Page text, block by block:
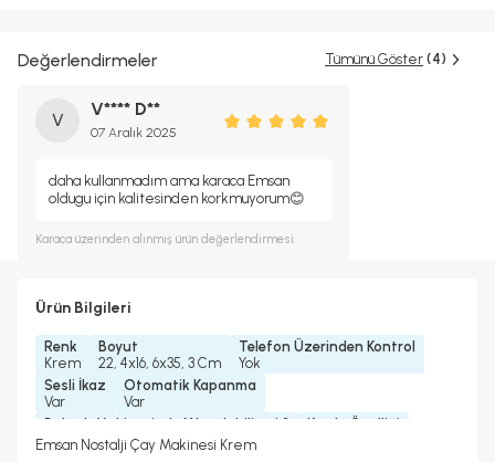
Değerlendirmeler Tümünü Göster (4)
V
V**** D**
07 Aralık 2025
daha kullanmadım ama karaca Emsan
oldugu için kalitesinden korkmuyorum😊
Karaca üzerinden alınmış ürün değerlendirmesi.
Ürün Bilgileri
Renk
Krem
Boyut
22, 4x16, 6x35, 3 Cm
Telefon Üzerinden Kontrol
Yok
Sesli İkaz
Var
Otomatik Kapanma
Var
Bulaşık Makinesinde Yıkanılabilir mi ?
Demlik Yıkanabilir
Kettle Özelliği
Emsan Nostalji Çay Makinesi Krem